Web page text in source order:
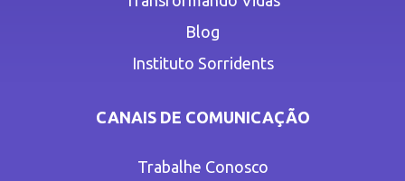
Blog
Instituto Sorridents
CANAIS DE COMUNICAÇÃO
Trabalhe Conosco